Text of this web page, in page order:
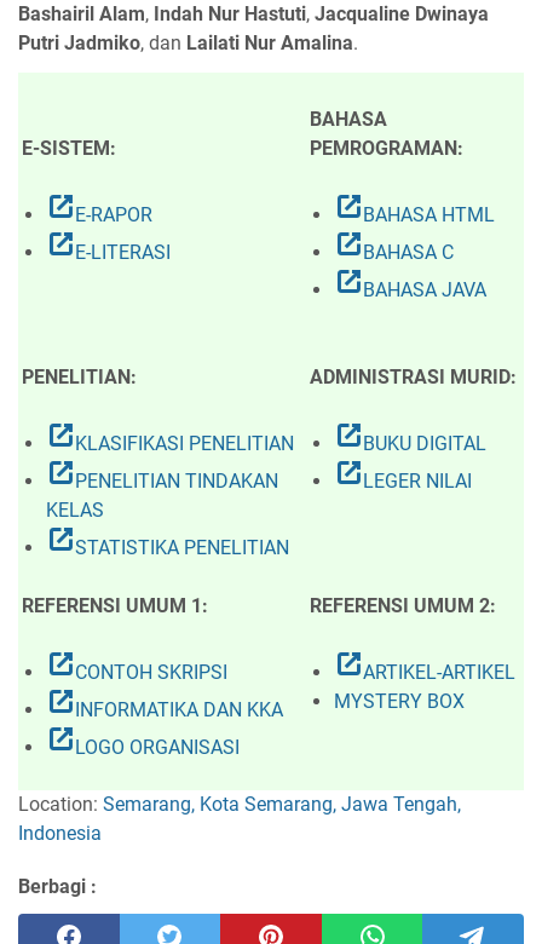
Bashairil Alam, Indah Nur Hastuti, Jacqualine Dwinaya
Putri Jadmiko, dan Lailati Nur Amalina.
E-SISTEM:
BAHASA
PEMROGRAMAN:
open_in_new E-RAPOR
open_in_new E-LITERASI
open_in_new BAHASA HTML
open_in_new BAHASA C
open_in_new BAHASA JAVA
PENELITIAN: ADMINISTRASI MURID:
open_in_new KLASIFIKASI PENELITIAN
open_in_new PENELITIAN TINDAKAN
KELAS
open_in_newSTATISTIKA PENELITIAN
open_in_new BUKU DIGITAL
open_in_new LEGER NILAI
REFERENSI UMUM 1: REFERENSI UMUM 2:
open_in_newCONTOH SKRIPSI
open_in_new INFORMATIKA DAN KKA
open_in_new LOGO ORGANISASI
open_in_newARTIKEL-ARTIKEL
MYSTERY BOX
Location: Semarang, Kota Semarang, Jawa Tengah,
Indonesia
Berbagi :